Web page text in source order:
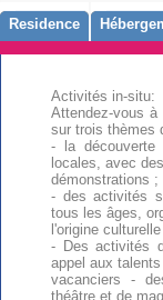
Residence
Activités in-situ:
Attendez-vous à
sur trois thèmes
- la
locales, avec
démonstrations ;
- des activités
tous les âges,
l'origine
- Des activités
appel aux
vacanciers -
théâtre et de